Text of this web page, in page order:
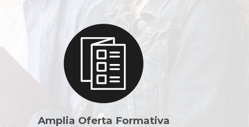
Amplia Oferta Formativa